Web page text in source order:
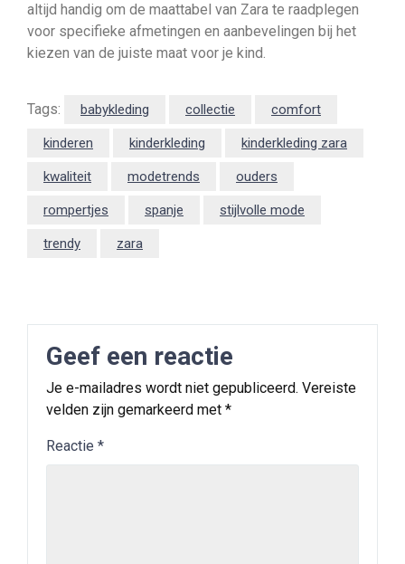
altijd handig om de maattabel van Zara te raadplegen
voor specifieke afmetingen en aanbevelingen bij het
kiezen van de juiste maat voor je kind.
Tags: babykleding collectie comfort
kinderen kinderkleding kinderkleding zara
kwaliteit modetrends ouders
rompertjes spanje stijlvolle mode
trendy zara
Geef een reactie
Je e-mailadres wordt niet gepubliceerd. Vereiste
velden zijn gemarkeerd met *
Reactie *